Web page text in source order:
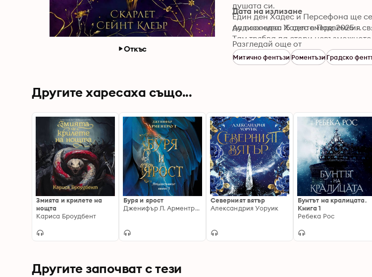
Откъс
душата си.
Eдин ден Хадес и Персефона ще
да последва Хадес в Подземния
Там трябва да стори невъзможното.
Или ще изгуби свободата си.
Дата на излизане
Аудиокнига: 15 септември 2025 г.
Разгледай още от
Митично фентъзиРоментъзиГрадско
Другите харесаха също...
Змията и крилете на
нощта
Кариса Броудбент
Буря и ярост
Дженифър Л. Арментраут
Северният вятър
Александрия Уоруик
Бунтът на кралицата.
Книга 1
Ребека Рос
Другите започват с тези